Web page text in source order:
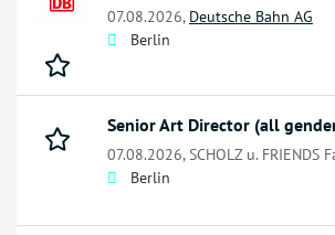
07.08.2026, Deutsche Bahn AG
Berlin
Senior Art Director (all
07.08.2026,SCHOLZ u. FRIENDS
Berlin